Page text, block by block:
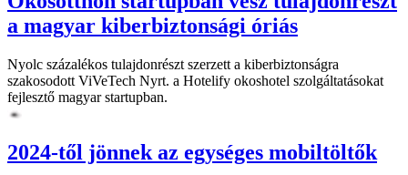
a magyar kiberbiztonsági óriás
Nyolc százalékos tulajdonrészt szerzett a kiberbiztonságra
szakosodott ViVeTech Nyrt. a Hotelify okoshotel szolgáltatásokat
fejlesztő magyar startupban.
2024-től jönnek az egységes mobiltöltők